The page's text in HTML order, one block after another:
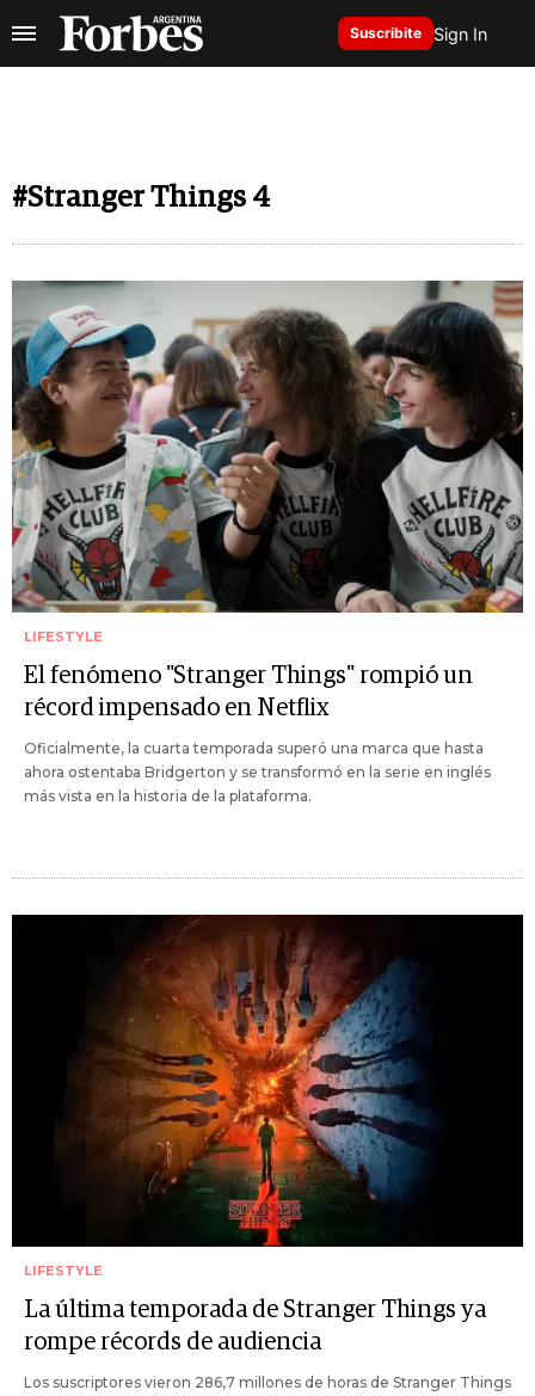
Suscribite Sign In
#Stranger Things 4
LIFESTYLE
El fenómeno "Stranger Things" rompió un
récord impensado en Netflix
Oficialmente, la cuarta temporada superó una marca que hasta
ahora ostentaba Bridgerton y se transformó en la serie en inglés
más vista en la historia de la plataforma.
LIFESTYLE
La última temporada de Stranger Things ya
rompe récords de audiencia
Los suscriptores vieron 286,7 millones de horas de Stranger Things